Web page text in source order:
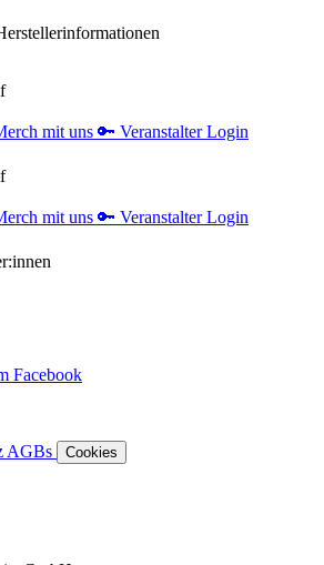
mit uns 🔑 Veranstalter Login
mit uns 🔑 Veranstalter Login
Facebook
AGBs Cookies